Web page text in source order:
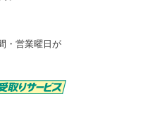
・営業曜日が